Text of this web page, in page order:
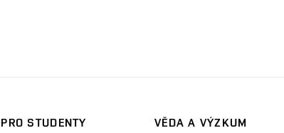
PRO STUDENTY
VĚDA A VÝZKUM